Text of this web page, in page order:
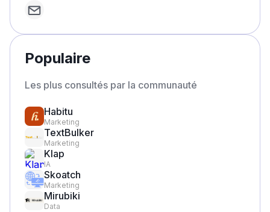
Populaire
Les plus consultés par la communauté
Habitu
Marketing
TextBulker
Marketing
Klap
IA
Skoatch
Marketing
Mirubiki
Data